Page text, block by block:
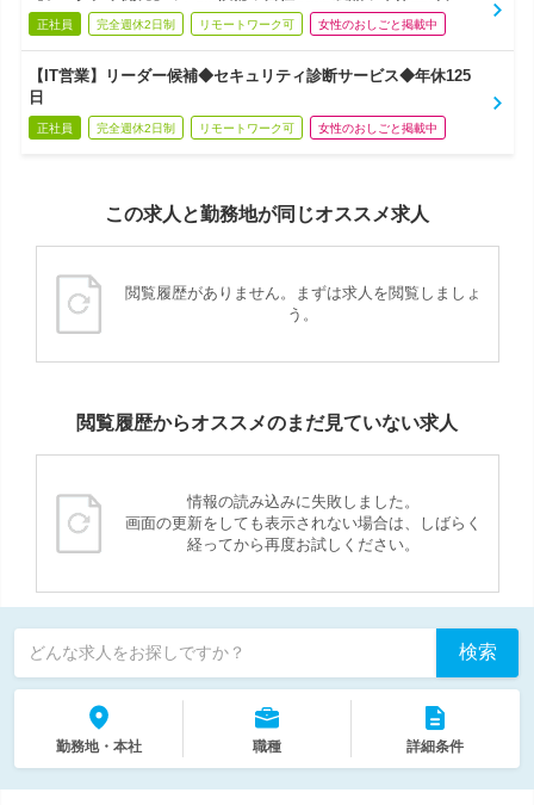
正社員 完全週休2日制 リモートワーク可 女性のおしごと掲載中
【IT営業】リーダー候補◆セキュリティ診断サービス◆年休125
日
正社員 完全週休2日制 リモートワーク可 女性のおしごと掲載中
この求人と勤務地が同じオススメ求人
閲覧履歴がありません。まずは求人を閲覧しましょ
う。
閲覧履歴からオススメのまだ見ていない求人
情報の読み込みに失敗しました。
画面の更新をしても表示されない場合は、しばらく
経ってから再度お試しください。
どんな求人をお探しですか？ 検索
勤務地・本社 職種 詳細条件